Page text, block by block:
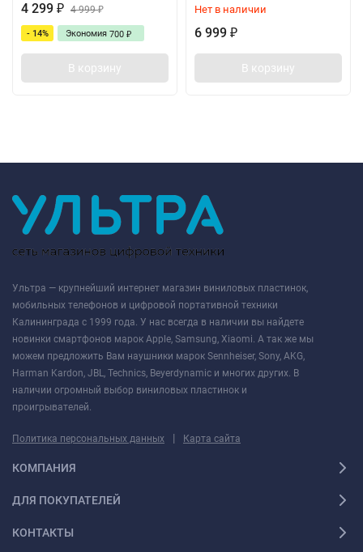
4 299 ₽ 4 999₽
- 14% Экономия 700 ₽
В корзину
Нет в наличии
6 999 ₽
В корзину
Ультра — крупнейший интернет магазин виниловых пластинок,
мобильных телефонов и цифровой портативной техники
Калининграда с 1999 года. У нас всегда в наличии вы найдете
новинки смартфонов марок Apple, Samsung, Xiaomi. А так же мы
можем предложить Вам наушники марок Sennheiser, Sony, AKG,
Harman Kardon, JBL, Technics, Beyerdynamic и многих других. В
наличии огромный выбор виниловых пластинок и
проигрывателей.
Политика персональных данных | Карта сайта
КОМПАНИЯ
ДЛЯ ПОКУПАТЕЛЕЙ
КОНТАКТЫ